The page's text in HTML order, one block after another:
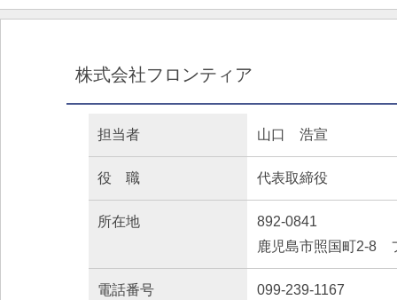
株式会社フロンティア
担当者 山口 浩宣
役 職 代表取締役
所在地
892-0841
鹿児島市照国町2-8
電話番号 099-239-1167